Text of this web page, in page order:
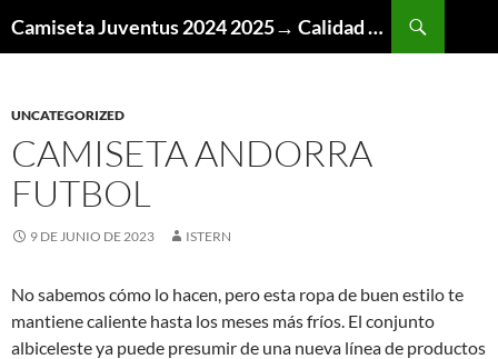
Camiseta Juventus 2024 2025→ Calidad Thai AAA
UNCATEGORIZED
CAMISETA ANDORRA
FUTBOL
9 DE JUNIO DE 2023 ISTERN
No sabemos cómo lo hacen, pero esta ropa de buen estilo te
mantiene caliente hasta los meses más fríos. El conjunto
albiceleste ya puede presumir de una nueva línea de productos